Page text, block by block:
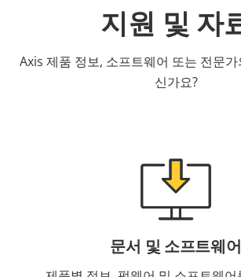
지원 및 자
Axis 제품 정보, 소프트웨어 또는 전문
신가요?
문서 및 소프트웨어